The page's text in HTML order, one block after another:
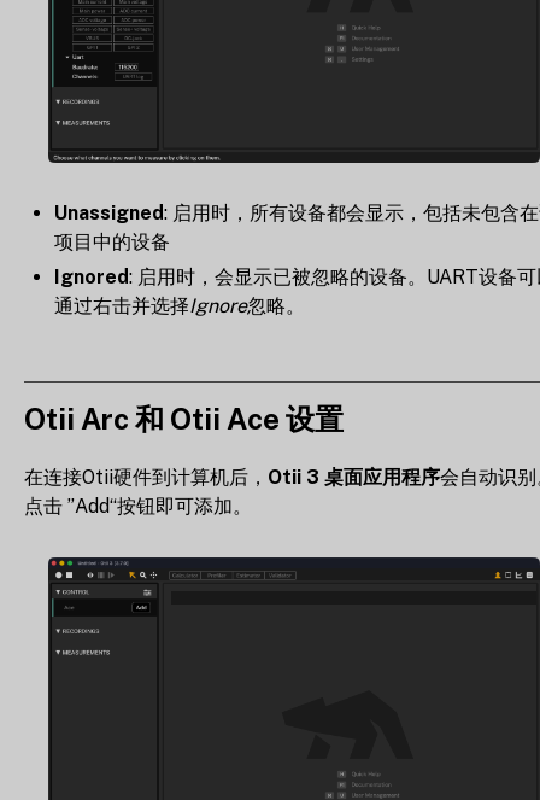
Unassigned: 启用时，所有设备都会显示，包括未包含
项目中的设备
Ignored: 启用时，会显示已被忽略的设备。UART设备
通过右击并选择Ignore忽略。
Otii Arc 和 Otii Ace 设置
在连接Otii硬件到计算机后， Otii 3 桌面应用程序会自动识
点击 ”Add“按钮即可添加。